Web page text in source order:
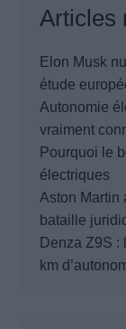
Articles
Elon Musk
étude
Autonomie
vraiment
Pourquoi le
électriques
Aston Martin
bataille
Denza Z9S :
km